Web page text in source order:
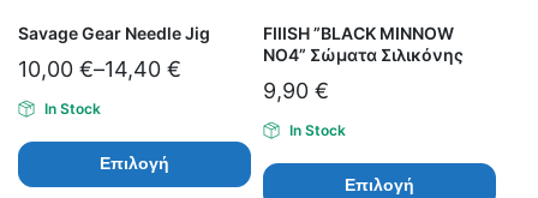
Savage Gear Needle Jig
10,00 €–14,40 €
In Stock
Επιλογή
FIIISH ”BLACK MINNOW
ΝΟ4” Σώματα Σιλικόνης
9,90 €
In Stock
Επιλογή